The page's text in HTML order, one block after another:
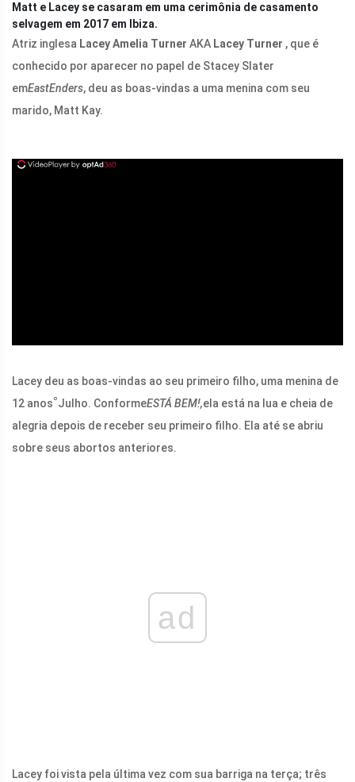
Matt e Lacey se casaram em uma cerimônia de casamento
selvagem em 2017 em Ibiza.
Atriz inglesa Lacey Amelia Turner AKA Lacey Turner , que é
conhecido por aparecer no papel de Stacey Slater
emEastEnders, deu as boas-vindas a uma menina com seu
marido, Matt Kay.
Lacey deu as boas-vindas ao seu primeiro filho, uma menina de
12 anosºJulho. ConformeESTÁ BEM!,ela está na lua e cheia de
alegria depois de receber seu primeiro filho. Ela até se abriu
sobre seus abortos anteriores.
ad
Lacey foi vista pela última vez com sua barriga na terça; três